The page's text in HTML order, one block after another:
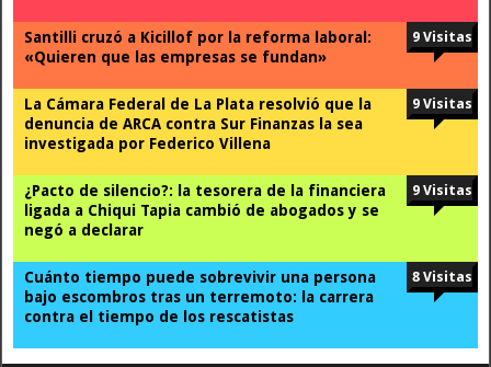
Santilli cruzó a Kicillof por la reforma laboral:
«Quieren que las empresas se fundan»
9 Visitas
La Cámara Federal de La Plata resolvió que la
denuncia de ARCA contra Sur Finanzas la sea
investigada por Federico Villena
9 Visitas
¿Pacto de silencio?: la tesorera de la financiera
ligada a Chiqui Tapia cambió de abogados y se
negó a declarar
9 Visitas
Cuánto tiempo puede sobrevivir una persona
bajo escombros tras un terremoto: la carrera
contra el tiempo de los rescatistas
8 Visitas